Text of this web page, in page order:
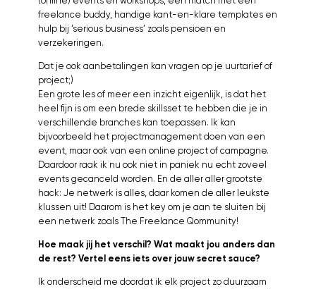
freelance buddy, handige kant-en-klare templates en
hulp bij ‘serious business’ zoals pensioen en
verzekeringen.
Dat je ook aanbetalingen kan vragen op je uurtarief of
project;)
Een grote les of meer een inzicht eigenlijk, is dat het
heel fijn is om een brede skillsset te hebben die je in
verschillende branches kan toepassen. Ik kan
bijvoorbeeld het projectmanagement doen van een
event, maar ook van een online project of campagne.
Daardoor raak ik nu ook niet in paniek nu echt zoveel
events gecanceld worden. En de aller aller grootste
hack: Je netwerk is alles, daar komen de aller leukste
klussen uit! Daarom is het key om je aan te sluiten bij
een netwerk zoals The Freelance Qommunity!
Hoe maak jij het verschil? Wat maakt jou anders dan
de rest? Vertel eens iets over jouw secret sauce?
Ik onderscheid me doordat ik elk project zo duurzaam